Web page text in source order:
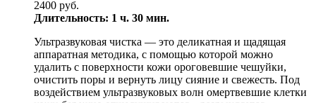
2400 руб.
Длительность: 1 ч. 30 мин.
Ультразвуковая чистка — это деликатная и щадящая
аппаратная методика, с помощью которой можно
удалить с поверхности кожи ороговевшие чешуйки,
очистить поры и вернуть лицу сияние и свежесть. Под
воздействием ультразвуковых волн омертвевшие клетки